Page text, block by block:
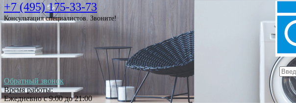
+7 (495) 175-33-73
Консультация специалистов. Звоните!
Обратный звонок
Время работы:
Ежедневно с 9:00 до 21:00